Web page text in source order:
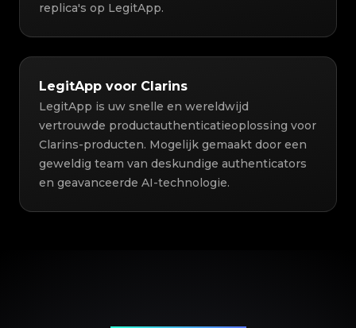
replica's op LegitApp.
LegitApp voor Clarins
LegitApp is uw snelle en wereldwijd
vertrouwde productauthenticatieoplossing voor
Clarins-producten. Mogelijk gemaakt door een
geweldig team van deskundige authenticators
en geavanceerde AI-technologie.